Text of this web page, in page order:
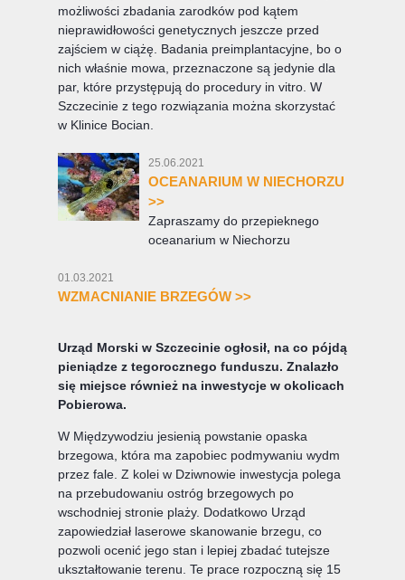
możliwości zbadania zarodków pod kątem
nieprawidłowości genetycznych jeszcze przed
zajściem w ciążę. Badania preimplantacyjne, bo o
nich właśnie mowa, przeznaczone są jedynie dla
par, które przystępują do procedury in vitro. W
Szczecinie z tego rozwiązania można skorzystać
w Klinice Bocian.
25.06.2021
OCEANARIUM W NIECHORZU
>>
Zapraszamy do przepieknego
oceanarium w Niechorzu
01.03.2021
WZMACNIANIE BRZEGÓW >>
Urząd Morski w Szczecinie ogłosił, na co pójdą
pieniądze z tegorocznego funduszu. Znalazło
się miejsce również na inwestycje w okolicach
Pobierowa.
W Międzywodziu jesienią powstanie opaska
brzegowa, która ma zapobiec podmywaniu wydm
przez fale. Z kolei w Dziwnowie inwestycja polega
na przebudowaniu ostróg brzegowych po
wschodniej stronie plaży. Dodatkowo Urząd
zapowiedział laserowe skanowanie brzegu, co
pozwoli ocenić jego stan i lepiej zbadać tutejsze
ukształtowanie terenu. Te prace rozpoczną się 15